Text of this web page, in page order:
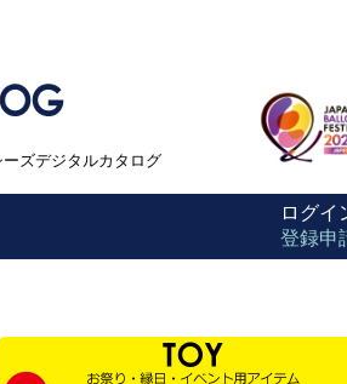
ズデジタルカタログ
ログイ
登録申